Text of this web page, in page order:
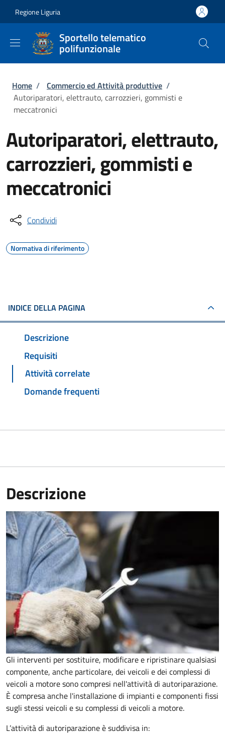
Regione Liguria
Sportello telematico
polifunzionale
Briciole di pane
Home / Commercio ed Attività produttive /
Autoriparatori, elettrauto, carrozzieri, gommisti e
meccatronici
Autoriparatori, elettrauto,
carrozzieri, gommisti e
meccatronici
Condividi
Normativa di riferimento
INDICE DELLA PAGINA
Descrizione
Requisiti
Attività correlate
Domande frequenti
Descrizione
Gli interventi per sostituire, modificare e ripristinare qualsiasi
componente, anche particolare, dei veicoli e dei complessi di
veicoli a motore sono compresi nell'attività di autoriparazione.
È compresa anche l'installazione di impianti e componenti fissi
sugli stessi veicoli e su complessi di veicoli a motore.
L’attività di autoriparazione è suddivisa in: